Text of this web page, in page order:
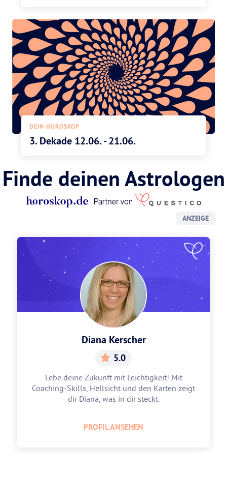
DEIN HOROSKOP
3. Dekade 12.06. - 21.06.
Finde deinen Astrologen
ANZEIGE
Diana Kerscher
5.0
Lebe deine Zukunft mit Leichtigkeit! Mit
Coaching-Skills, Hellsicht und den Karten zeigt
dir Diana, was in dir steckt.
PROFIL ANSEHEN